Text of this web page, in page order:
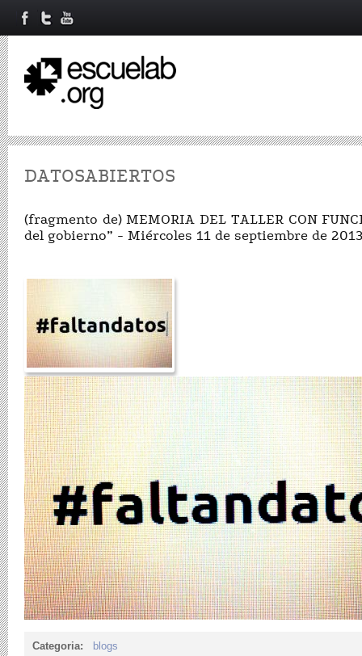
DATOSABIERTOS
(fragmento de) MEMORIA DEL TALLER CON
del gobierno” - Miércoles 11 de septiembre de 2013
Categoria: blogs